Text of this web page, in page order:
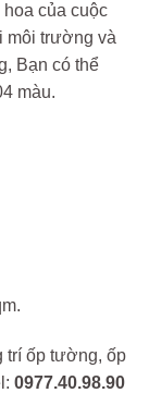
của cuộc
môi trường và
Bạn có thể
màu.
trí ốp tường, ốp
0977.40.98.90